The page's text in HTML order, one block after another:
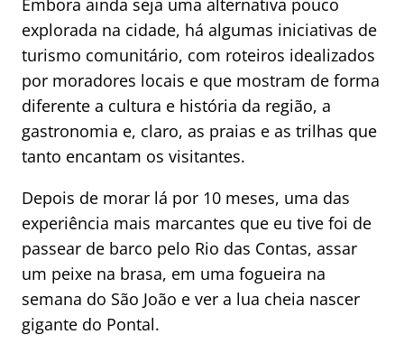
explorada na cidade, há algumas iniciativas de
turismo comunitário, com roteiros idealizados
por moradores locais e que mostram de forma
diferente a cultura e história da região, a
gastronomia e, claro, as praias e as trilhas que
tanto encantam os visitantes.
Depois de morar lá por 10 meses, uma das
experiência mais marcantes que eu tive foi de
passear de barco pelo Rio das Contas, assar
um peixe na brasa, em uma fogueira na
semana do São João e ver a lua cheia nascer
gigante do Pontal.